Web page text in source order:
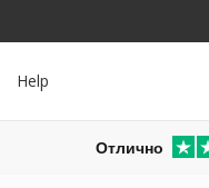
Help
Отлично